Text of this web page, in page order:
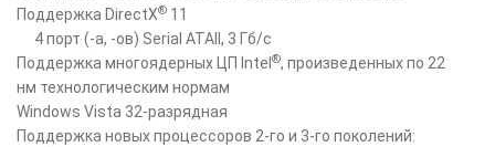
Поддержка DirectX® 11
4 порт (-а, -ов) Serial ATAII, 3 Гб/с
Поддержка многоядерных ЦП Intel ®, произведенных по 22
нм технологическим нормам
Windows Vista 32-разрядная
Поддержка новых процессоров 2-го и 3-го поколений: